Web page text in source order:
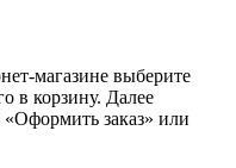
магазине выберите
в корзину. Далее
заказ» или